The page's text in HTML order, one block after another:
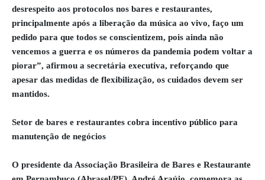
desrespeito aos protocolos nos bares e restaurantes,
principalmente após a liberação da música ao vivo, faço um
pedido para que todos se conscientizem, pois ainda não
vencemos a guerra e os números da pandemia podem voltar a
piorar”, afirmou a secretária executiva, reforçando que
apesar das medidas de flexibilização, os cuidados devem ser
mantidos.
Setor de bares e restaurantes cobra incentivo público para
manutenção de negócios
O presidente da Associação Brasileira de Bares e Restaurante